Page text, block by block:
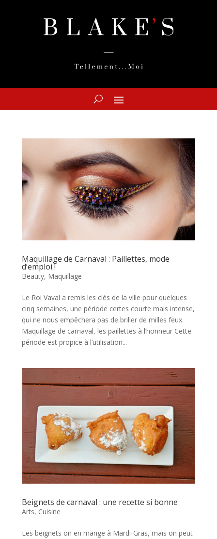
Maquillage de Carnaval : Paillettes, mode
d’emploi !
Beauty, Maquillage
Le Roi Vaval a remis les clés de la ville pour quelques
cinq semaines, une période certes courte mais intense,
qui ne nous empêchera pas de briller de milles feux.
Maquillage de carnaval, les paillettes à l’honneur Cette
période est propice à l’utilisation...
Beignets de carnaval : une recette si bonne
Arts, Cuisine
Les beignets on en mange à Mardi-Gras, mais on peut